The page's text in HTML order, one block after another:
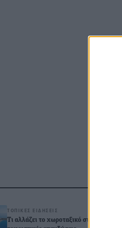
ΤΟΠΙΚΈΣ ΕΙΔΉΣΕΙΣ
Τι αλλάζει το χωροταξικό στις